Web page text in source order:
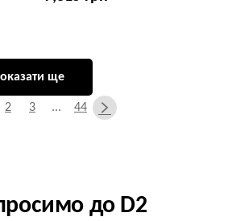
ще
2 3 ... 44
до D2